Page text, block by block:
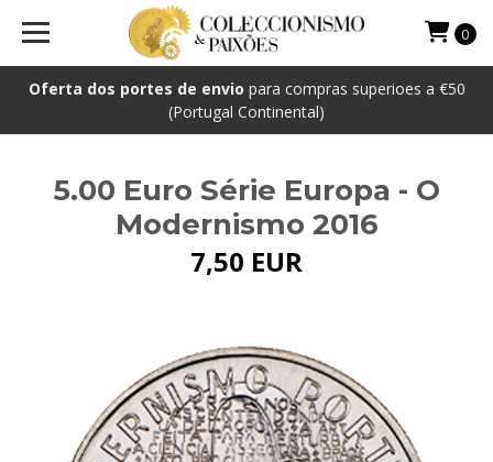
Oferta dos portes de envio para compras superioes a €50
(Portugal Continental)
0
5.00 Euro Série Europa - O
Modernismo 2016
7,50 EUR